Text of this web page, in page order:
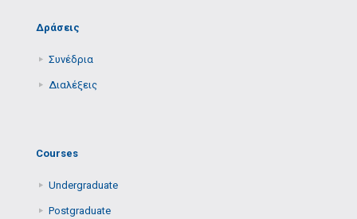
Δράσεις
Συνέδρια
Διαλέξεις
Courses
Undergraduate
Postgraduate